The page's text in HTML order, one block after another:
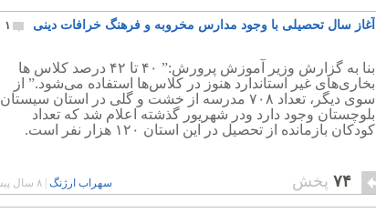
آغاز سال تحصیلی با وجود مدارس مخروبه و فرهنگ خرافات دینی ۱
بنا به گزارش وزیر آموزش پرورش:” ۴۰ تا ۴۲ درصد کلاس ها
بخاری‌های غیر استاندارد هنوز در کلاس‌ها استفاده می‌شود.” از
سوی دیگر، تعداد ۷۰۸ مدرسه از خشت و گلی در استان سیستان
بلوچستان وجود دارد ودر شهریور گذشته اعلام شد که تعداد
کودکان بازمانده از تحصیل در این استان ۱۲۰ هزار نفر است.
۷۴ پخش سهراب ارژنگ ۸ سال پیش